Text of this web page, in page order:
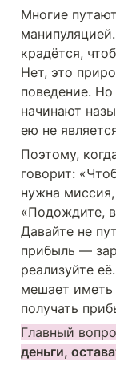
Многие
крадётся,
Нет, это
поведение.
начинают
ею не
Поэтому,
говорит:
нужна
«Подождите,
Давайте не
прибыль —
реализуйте
мешает иметь
получать
Главный
деньги,